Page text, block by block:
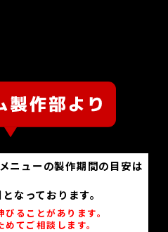
ニューの製作期間の目安は
となっております。
ることがあります。
てご相談します。